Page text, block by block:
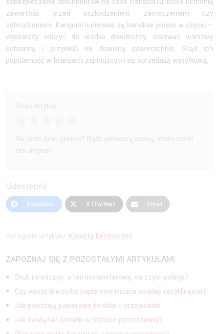
zawartość przed uszkodzeniem, zamoczeniem czy
zabrudzeniem. Kangurki kurierskie są banalnie proste w użyciu –
wystarczy włożyć do środka dokumenty, oderwać warstwę
ochronną i przykleić na dowolną powierzchnie. Stąd ich
popularność w branżach zajmujących się sprzedażą wysyłkową.
Oceń artykuł
Na razie brak głosów! Bądź pierwszą osobą, która oceni
ten artykuł.
Udostępnij:
Facebook X (Twitter) Email
Kategorie artykułu: Koperty bezpieczne
ZAPOZNAJ SIĘ Z POZOSTAŁYMI ARTYKUŁAMI
Druk termiczny, a termotransferowy, na czym polega?
Czy wszystkie torby papierowe można poddać recyklingowi?
Jak powstają papierowe torebki – przewodnik
Jak zawiązać sznurki w torebce prezentowej?